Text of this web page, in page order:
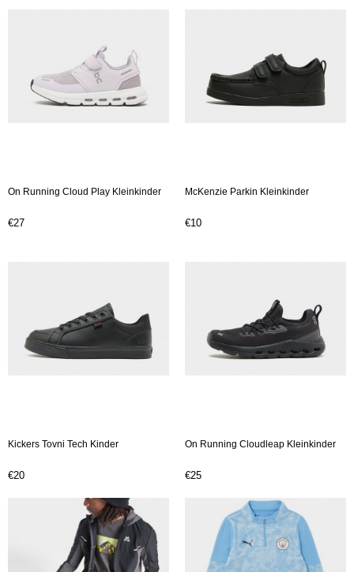
On Running Cloud Play Kleinkinder
€27
McKenzie Parkin Kleinkinder
€10
Kickers Tovni Tech Kinder
€20
On Running Cloudleap Kleinkinder
€25